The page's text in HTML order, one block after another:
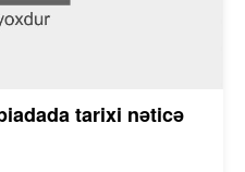
tarixi nəticə